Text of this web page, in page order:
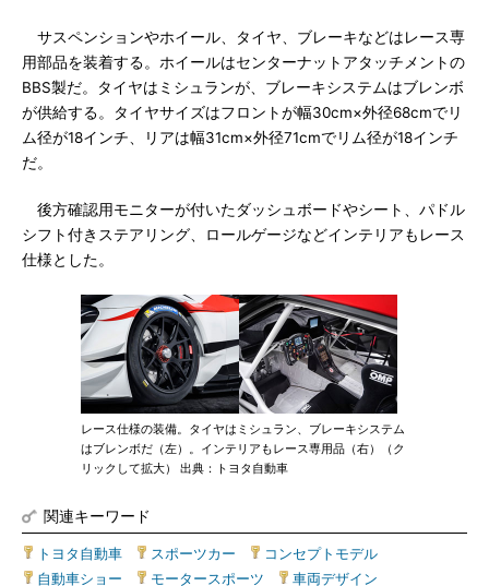
サスペンションやホイール、タイヤ、ブレーキなどはレース専
用部品を装着する。ホイールはセンターナットアタッチメントの
BBS製だ。タイヤはミシュランが、ブレーキシステムはブレンボ
が供給する。タイヤサイズはフロントが幅30cm×外径68cmでリ
ム径が18インチ、リアは幅31cm×外径71cmでリム径が18インチ
だ。
後方確認用モニターが付いたダッシュボードやシート、パドル
シフト付きステアリング、ロールゲージなどインテリアもレース
仕様とした。
レース仕様の装備。タイヤはミシュラン、ブレーキシステム
はブレンボだ（左）。インテリアもレース専用品（右）（ク
リックして拡大） 出典：トヨタ自動車
関連キーワード
トヨタ自動車 スポーツカー コンセプトモデル
自動車ショー
モータースポーツ 車両デザイン